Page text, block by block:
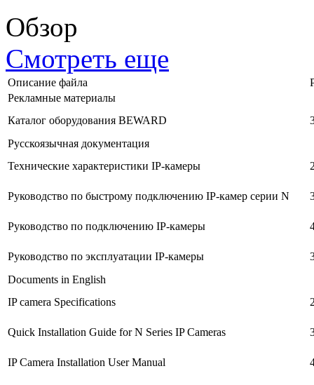
Обзор
Смотреть еще
Описание файла
Рекламные материалы
Каталог оборудования BEWARD
Русскоязычная документация
Технические характеристики IP-камеры
Руководство по быстрому подключению IP-камер серии N
Руководство по подключению IP-камеры
Руководство по эксплуатации IP-камеры
Documents in English
IP camera Specifications
Quick Installation Guide for N Series IP Cameras
IP Camera Installation User Manual